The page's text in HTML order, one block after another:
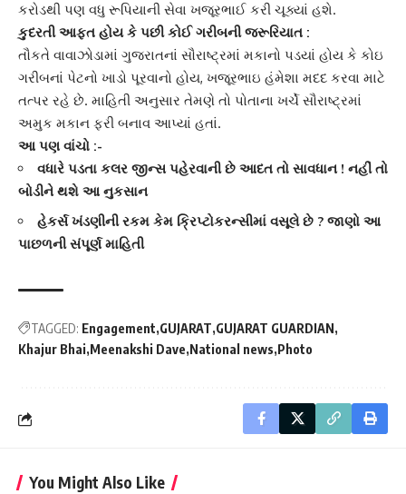
કરોડથી પણ વધુ રૂપિયાની સેવા ખજૂરભાઈ કરી ચૂક્યાં હશે.
કુદરતી આફત હોય કે પછી કોઈ ગરીબની જરૂરિયાત :
તૌકતે વાવાઝોડામાં ગુજરાતનાં સૌરાષ્ટ્રમાં મકાનો પડયાં હોય કે કોઇ
ગરીબનાં પેટનો ખાડો પૂરવાનો હોય, ખજૂરભાઇ હંમેશા મદદ કરવા માટે
તત્પર રહે છે. માહિતી અનુસાર તેમણે તો પોતાના ખર્ચેસૌરાષ્ટ્રમાં
અમુક મકાન ફરી બનાવ આપ્યાં હતાં.
આ પણ વાંચો :-
વધારે પડતા કલર જીન્સ પહેરવાની છે આદત તો સાવધાન ! નહીં તો
બોડીને થશે આ નુકસાન
હેકર્સ ખંડણીની રકમ કેમ ક્રિપ્ટોકરન્સીમાં વસૂલે છે ? જાણો આ
પાછળની સંપૂર્ણ માહિતી
TAGGED: Engagement GUJARAT GUJARAT GUARDIAN
Khajur Bhai Meenakshi Dave National news Photo
You Might Also Like